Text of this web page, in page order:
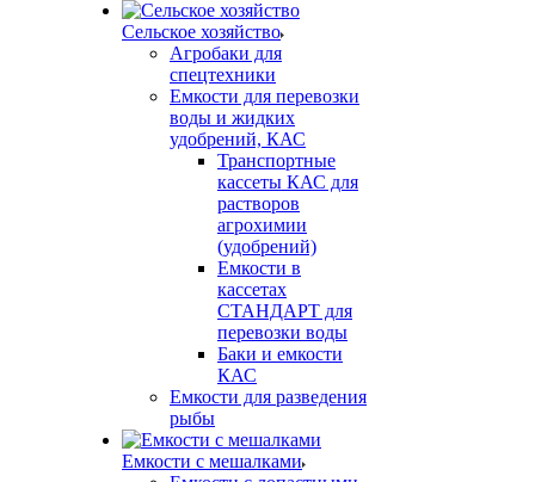
Сельское хозяйство
Агробаки для
спецтехники
Емкости для перевозки
воды и жидких
удобрений, КАС
Транспортные
кассеты КАС для
растворов
агрохимии
(удобрений)
Емкости в
кассетах
СТАНДАРТ для
перевозки воды
Баки и емкости
КАС
Емкости для разведения
рыбы
Емкости с мешалками